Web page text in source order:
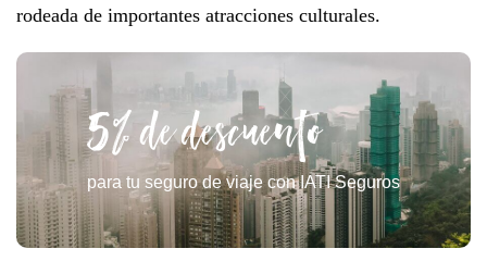
rodeada de importantes atracciones culturales.
5% de descuento
para tu seguro de viaje con IATI Seguros